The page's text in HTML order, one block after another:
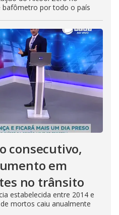
por todo o país
consecutivo,
em
no trânsito
estabelecida entre 2014 e
mortos caiu anualmente